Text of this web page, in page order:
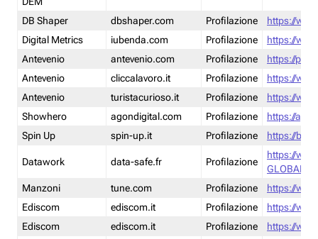
DB Shaper
dbshaper.com Profilazione
https://
Digital Metrics
iubenda.com Profilazione
https://
Antevenio
antevenio.com Profilazione
https://
Antevenio
cliccalavoro.it Profilazione
https://
Antevenio
turistacurioso.it Profilazione
https://
Showhero
agondigital.com Profilazione
https://
Spin Up
spin-up.it Profilazione https://
Datawork data-safe.fr Profilazione
https://
GLOBAL-
Manzoni
tune.com Profilazione
https://
Ediscom
ediscom.it Profilazione
https://
Ediscom
ediscom.it Profilazione
https://